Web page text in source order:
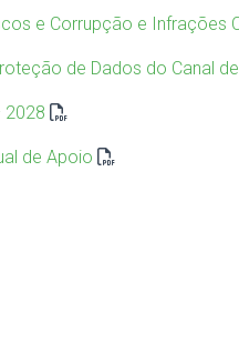
e Corrupção e Infrações
de Dados do Canal
2028
de Apoio